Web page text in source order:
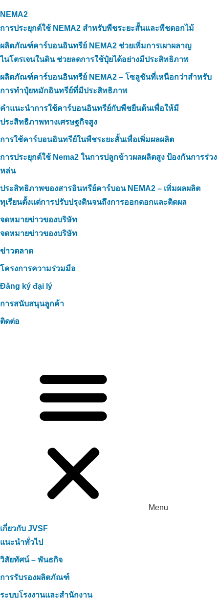
NEMA2
การประยุกต์ใช้ NEMA2 สำหรับพืชระยะสั้นและพืชดอกไม้
ผลิตภัณฑ์คาร์บอนอินทรีย์ NEMA2 ช่วยเพิ่มการเผาผลาญ
ไนโตรเจนในดิน ช่วยลดการใช้ปุ๋ยได้อย่างมีประสิทธิภาพ
ผลิตภัณฑ์คาร์บอนอินทรีย์ NEMA2 – โซลูชันที่เหนือกว่าสำหรับ
การทำปุ๋ยหมักอินทรีย์ที่มีประสิทธิภาพ
คำแนะนำการใช้คาร์บอนอินทรีย์กับพืชยืนต้นเพื่อให้มี
ประสิทธิภาพทางเศรษฐกิจสูง
การใช้คาร์บอนอินทรีย์ในพืชระยะสั้นเพื่อเพิ่มผลผลิต
การประยุกต์ใช้ Nema2 ในการปลูกข้าวผลผลิตสูง ป้องกันการร่วง
หล่น
ประสิทธิภาพของสารอินทรีย์คาร์บอน NEMA2 – เพิ่มผลผลิต
ทุเรียนตั้งแต่การปรับปรุงดินจนถึงการออกดอกและติดผล
จดหมายข่าวของบริษัท
จดหมายข่าวของบริษัท
ข่าวตลาด
โครงการความร่วมมือ
Đăng ký đại lý
การสนับสนุนลูกค้า
ติดต่อ
Menu
เกี่ยวกับ JVSF
แนะนำทั่วไป
วิสัยทัศน์ – พันธกิจ
การรับรองผลิตภัณฑ์
ระบบโรงงานและสำนักงาน